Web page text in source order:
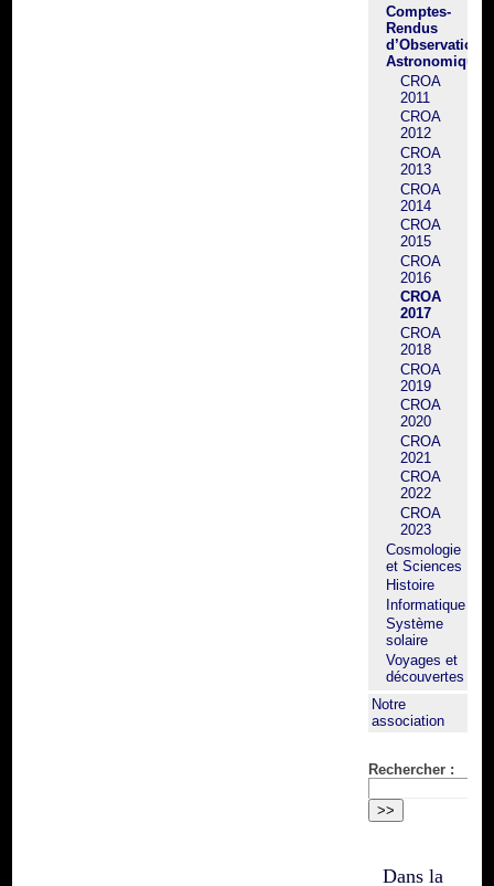
Comptes-
Rendus
d’Observation
Astronomique
CROA
2011
CROA
2012
CROA
2013
CROA
2014
CROA
2015
CROA
2016
CROA
2017
CROA
2018
CROA
2019
CROA
2020
CROA
2021
CROA
2022
CROA
2023
Cosmologie
et Sciences
Histoire
Informatique
Système
solaire
Voyages et
découvertes
Notre
association
Rechercher :
Dans la